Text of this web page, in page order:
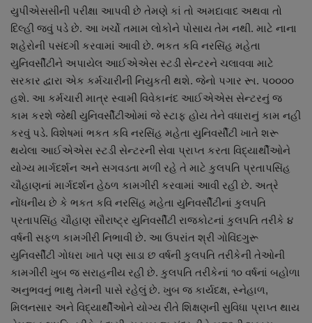
યુપીએસસીની પરીક્ષા આપવી છે તેમણે કાં તો અમદાવાદ અથવા તો
દિલ્હી જવું પડે છે. આ ખર્ચો તમામ લોકોને પોસાય તેમ નથી. માટે નાના
શહેરોની પસંદગી કરવામાં આવી છે. ભકત કવિ નરસિંહ મહેતા
યુનિવર્સીટીને અપાયેલ આઈએએસ સ્ટડી સેન્ટરને ચલાવવા માટે
સરકાર દ્વારા એક કર્મચારીની નિયુકતી થશે. જેનો પગાર રૂા. પ૦૦૦૦
હશે. આ કર્મચારી માત્ર સ્વામી વિવેકાનંદ આઈએએસ સેન્ટરનું જ
કામ કરશે જેથી યુનિવર્સીટીઓમાં જે સ્ટાફ હોય તેને વધારાનું કામ નહી
કરવું પડે. વિશેષમાં ભકત કવિ નરસિંહ મહેતા યુનિવર્સીટી ખાતે શરૂ
થયેલા આઈએએસ સ્ટડી સેન્ટરની સેવા પ્રાપ્ત કરતા વિદ્યાર્થીઓને
યોગ્ય માર્ગદર્શન અને સગવડતા મળી રહે તે માટે કુલપતિ પ્રતાપસિંહ
ચૌહાણનાં માર્ગદર્શન હેઠળ કામગીરી કરવામાં આવી રહી છે. અત્રે
નોંધનીય છે કે ભકત કવિ નરસિંહ મહેતા યુનિવર્સીટીનાં કુલપતિ
પ્રતાપસિંહ ચૌહાણ સૌરાષ્ટ્ર યુનિવર્સીટી રાજકોટનાં કુલપતિ તરીકે ૪
વર્ષની સફળ કામગીરી નિભાવી છે. આ ઉપરાંત શ્રી ગોવિંદગુરૂ
યુનિવર્સીટી ગોધરા ખાતે પણ સાડા છ વર્ષની કુલપતિ તરીકેની તેઓની
કામગીરી ખુબ જ સરાહનીય રહી છે. કુલપતિ તરીકેનાં ૧૦ વર્ષનાં બહોળા
અનુભવનું ભાથુ તેમની પાસે રહેલું છે. ખુબ જ કાર્યદક્ષ, સ્નેહાળ,
મિલનસાર અને વિદ્યાર્થીઓને યોગ્ય રીતે શિક્ષણની સુવિધા પ્રાપ્ત થાય